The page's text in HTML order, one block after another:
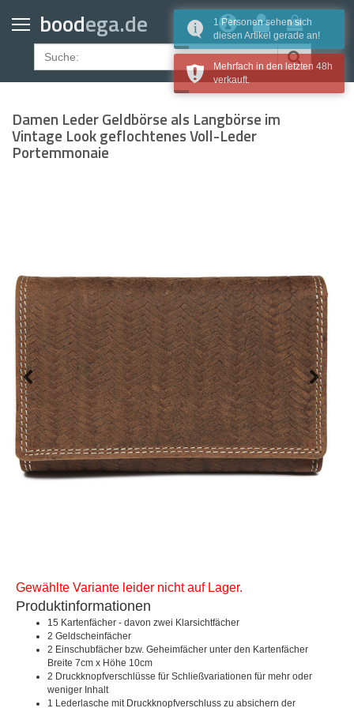
boodega.de
Geldbörsen
Gürtel
Apple Watch Armbänder
Samsung Watch Armbänder
Damen Leder Geldbörse als Langbörse im
Vintage Look geflochtenes Voll-Leder
Portemmonaie
Gewählte Variante leider nicht auf Lager.
Produktinformationen
15 Kartenfächer - davon zwei Klarsichtfächer
2 Geldscheinfächer
2 Einschubfächer bzw. Geheimfächer unter den Kartenfächer
Breite 7cm x Höhe 10cm
2 Druckknopfverschlüsse für Schließvariationen für mehr oder
weniger Inhalt
1 Lederlasche mit Druckknopfverschluss zu absichern der
1 Personen sehen sich
diesen Artikel gerade an!
Mehrfach in den letzten 48h
verkauft.